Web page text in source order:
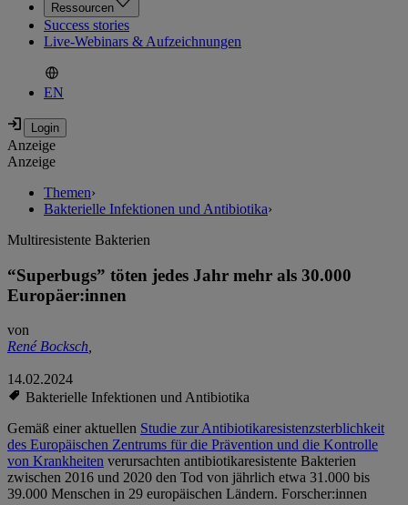
Ressourcen
Success stories
Live-Webinars & Aufzeichnungen
EN
Anzeige
Anzeige
Themen›
Bakterielle Infektionen und Antibiotika›
Multiresistente Bakterien
“Superbugs” töten jedes Jahr mehr als 30.000
Europäer:innen
von
René Bocksch,
14.02.2024
Bakterielle Infektionen und Antibiotika
Gemäß einer aktuellen Studie zur Antibiotikaresistenzsterblichkeit
des Europäischen Zentrums für die Prävention und die Kontrolle
von Krankheiten verursachten antibiotikaresistente Bakterien
zwischen 2016 und 2020 den Tod von jährlich etwa 31.000 bis
39.000 Menschen in 29 europäischen Ländern. Forscher:innen